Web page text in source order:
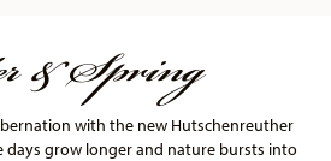
& Spring
with the new Hutschenreuther
days grow longer and nature bursts into